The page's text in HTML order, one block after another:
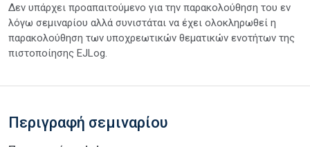
Δεν υπάρχει προαπαιτούμενο για την παρακολούθηση του εν
λόγω σεμιναρίου αλλά συνιστάται να έχει ολοκληρωθεί η
παρακολούθηση των υποχρεωτικών θεματικών ενοτήτων της
πιστοποίησης EJLog.
Περιγραφή σεμιναρίου